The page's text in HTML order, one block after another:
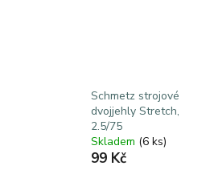
Schmetz strojové
dvojjehly Stretch,
2.5/75
Skladem (6 ks)
99 Kč